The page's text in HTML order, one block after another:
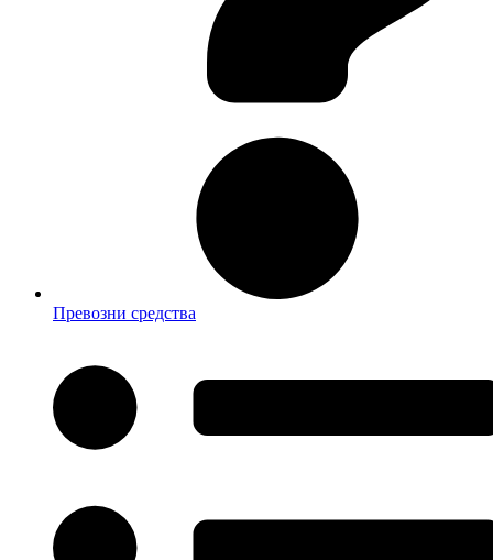
Превозни средства